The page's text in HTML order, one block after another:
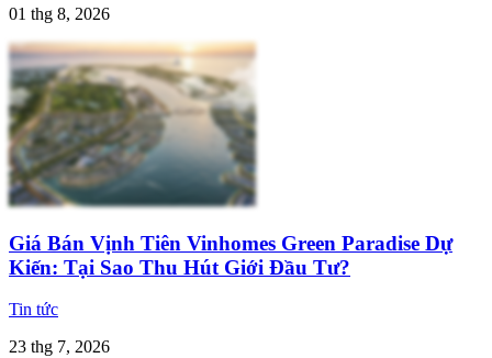
01 thg 8, 2026
Giá Bán Vịnh Tiên Vinhomes Green Paradise Dự
Kiến: Tại Sao Thu Hút Giới Đầu Tư?
Tin tức
23 thg 7, 2026